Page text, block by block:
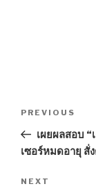
Previous
Post
PREVIOUS
เผยผลสอบ
เซอร์หมดอายุ สั่
Next
NEXT